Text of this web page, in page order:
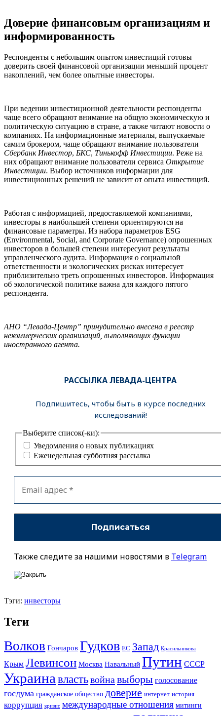
Доверие финансовым организациям и
информированность
Респонденты с небольшим опытом инвестиций готовы
доверить своей финансовой организации меньший процент
накоплений, чем более опытные инвесторы.
При ведении инвестиционной деятельности респонденты
чаще всего обращают внимание на общую экономическую и
политическую ситуацию в стране, а также читают новости о
компаниях. На информационные материалы, выпускаемые
самим брокером, чаще обращают внимание пользователи
Сбербанк Инвестор, БКС, Тинькофф Инвестиции. Реже на
них обращают внимание пользователи сервиса Открытие
Инвестиции. Выбор источников информации для
инвестиционных решений не зависит от опыта инвестиций.
Работая с информацией, предоставляемой компаниями,
инвесторы в наибольшей степени ориентируются на
финансовые параметры. Из набора параметров ESG
(Environmental, Social, and Corporate Governance) опрошенных
инвесторов в большей степени интересуют результаты
управленческого аудита. Информация о социальной
ответственности и экологических рисках интересует
приблизительно треть опрошенных инвесторов. Информация
об экологической политике важна для каждого пятого
респондента.
АНО “Левада-Центр” принудительно внесена в реестр
некоммерческих организаций, выполняющих функции
иностранного агента.
РАССЫЛКА ЛЕВАДА-ЦЕНТРА
Подпишитесь, чтобы быть в курсе последних
исследований!
Выберите список(-ки):
Уведомления о новых публикациях
Еженедельная субботняя рассылка
Также следите за нашими новостями в Telegram
Тэги: инвесторы
Теги
Волков Гончаров Гудков ЕС Запад Красильникова
Крым Левинсон Москва Навальный Путин СССР
Украинавластьвойнавыборы голосование
госдума гражданское общество доверие интернет история
коррупция кризис международные отношения митинги